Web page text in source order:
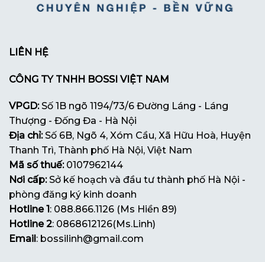
LIÊN HỆ
CÔNG TY TNHH BOSSI VIỆT NAM
VPGD:Số 1B ngõ 1194/73/6 Đường Láng - Láng
Thượng - Đống Đa - Hà Nội
Địa chỉ:Số 6B, Ngõ 4, Xóm Cầu, Xã Hữu Hoà, Huyện
Thanh Trì, Thành phố Hà Nội, Việt Nam
Mã số thuế:0107962144
Nơi cấp:Sở kế hoạch và đầu tư thành phố Hà Nội -
phòng đăng ký kinh doanh
Hotline 1 : 088.866.1126 (Ms Hiền 89)
Hotline 2: 0868612126(Ms.Linh)
Email : bossilinh@gmail.com